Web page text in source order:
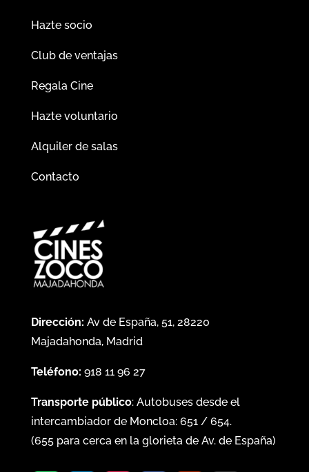
Hazte socio
Club de ventajas
Regala Cine
Hazte voluntario
Alquiler de salas
Contacto
Dirección: Av de España, 51, 28220
Majadahonda, Madrid
Teléfono: 918 11 96 27
Transporte público: Autobuses desde el
intercambiador de Moncloa: 651/ 654.
(655para cerca en la glorieta de Av. de España)